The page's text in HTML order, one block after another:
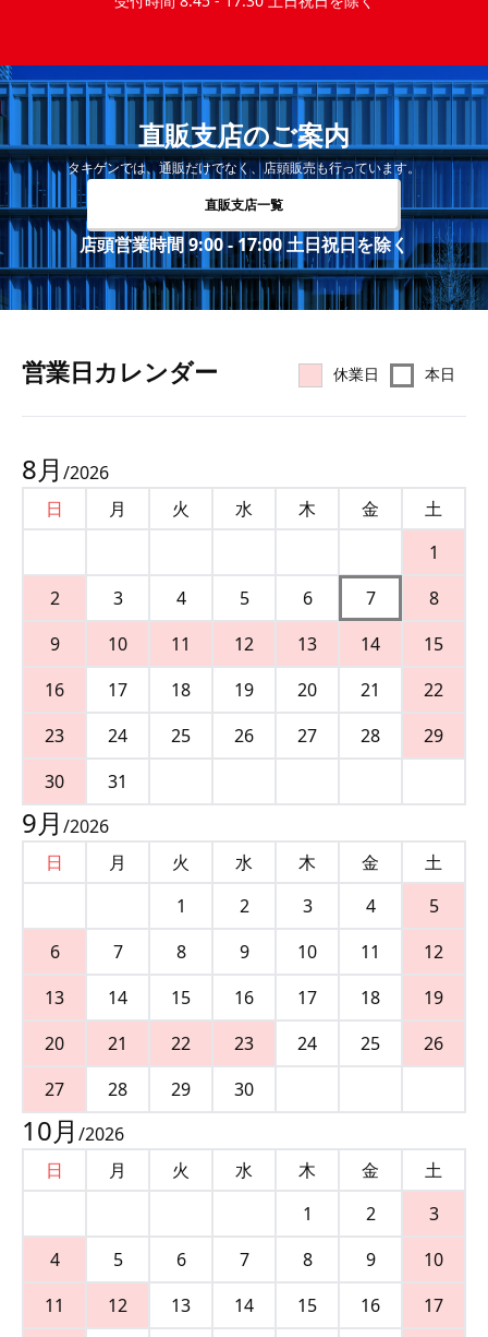
直販支店のご案内
タキゲンでは、通販だけでなく、店頭販売も行っています。
直販支店一覧
店頭営業時間 9:00 - 17:00 土日祝日を除く
営業⽇カレンダー 休業日 本日
8月 /2026
日
月 火 水 木 金
土
1
2
3 4 5 6 7
8
9
10 11 12 13 14
15
16
17 18 19 20 21
22
23
24 25 26 27 28
29
30
31
9月 /2026
日
月 火 水 木 金
土
1
2 3 4
5
6
7 8 9 10 11
12
13
14 15 16 17 18
19
20
21 22 23 24 25
26
27
28 29 30
10月 /2026
日
月 火 水 木 金
土
1
2
3
4
5 6 7 8 9
10
11
12 13 14 15 16
17